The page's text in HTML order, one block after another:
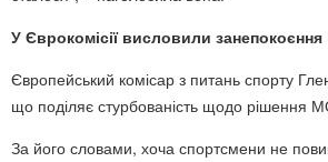
У Єврокомісії висловили занепокоєння
Європейський комісар з питань спорту
що поділяє стурбованість щодо рішення
За його словами, хоча спортсмени не